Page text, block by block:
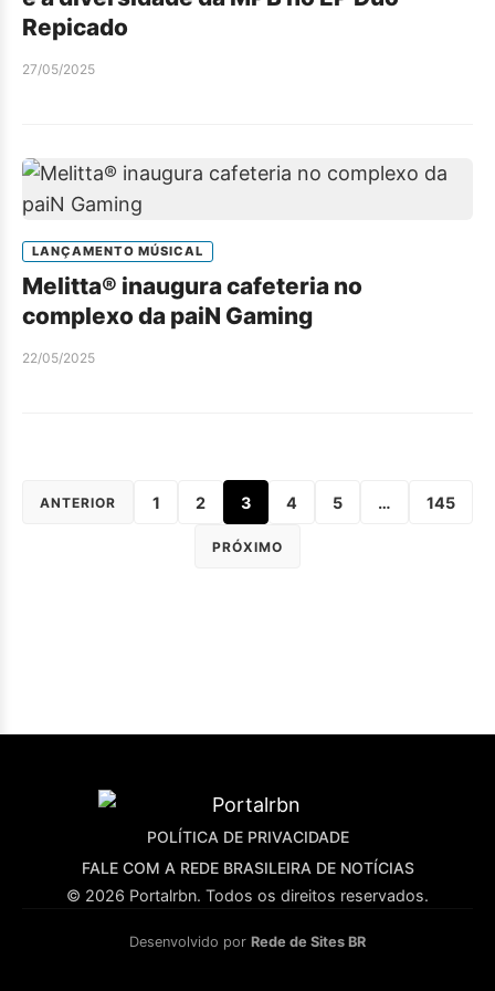
Repicado
27/05/2025
LANÇAMENTO MÚSICAL
Melitta® inaugura cafeteria no
complexo da paiN Gaming
22/05/2025
ANTERIOR 1 2 3 4 5 … 145
PRÓXIMO
POLÍTICA DE PRIVACIDADE
FALE COM A REDE BRASILEIRA DE NOTÍCIAS
© 2026 Portalrbn. Todos os direitos reservados.
Desenvolvido por Rede de Sites BR